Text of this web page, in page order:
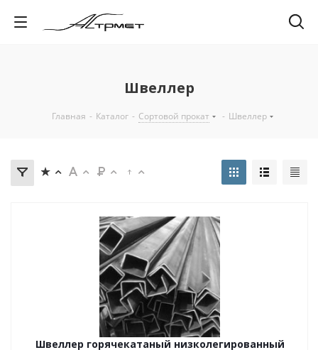
Швеллер
Главная - Каталог - Сортовой прокат - Швеллер
Швеллер горячекатаный низколегированный